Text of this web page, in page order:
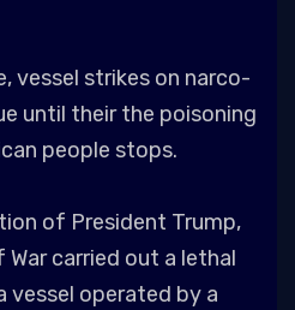
vessel strikes on narco-
until their the poisoning
people stops.
of President Trump,
carried out a lethal
vessel operated by a